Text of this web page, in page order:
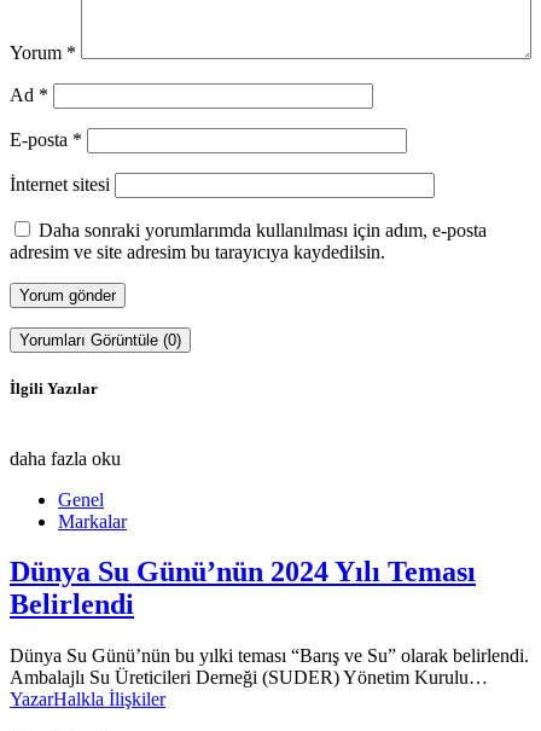
Yorum *
Ad *
E-posta *
İnternet sitesi
Daha sonraki yorumlarımda kullanılması için adım, e-posta
adresim ve site adresim bu tarayıcıya kaydedilsin.
Yorumları Görüntüle (0)
İlgili Yazılar
daha fazla oku
Genel
Markalar
Dünya Su Günü’nün 2024 Yılı Teması
Belirlendi
Dünya Su Günü’nün bu yılki teması “Barış ve Su” olarak belirlendi.
Ambalajlı Su Üreticileri Derneği (SUDER) Yönetim Kurulu…
YazarHalkla İlişkiler